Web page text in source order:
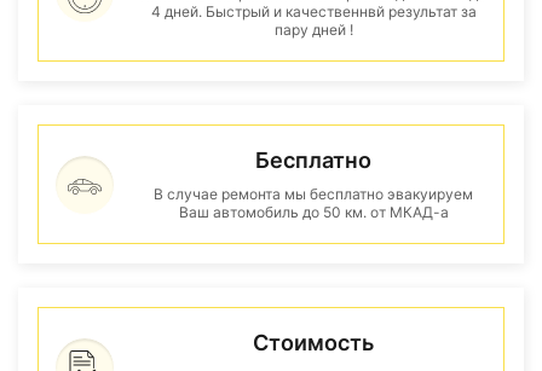
4 дней. Быстрый и качественнвй результат за
пару дней !
Бесплатно
В случае ремонта мы бесплатно эвакуируем
Ваш автомобиль до 50 км. от МКАД-а
Стоимость